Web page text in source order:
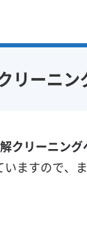
フォロー
ウスダスト除去
リーニン
解クリーニン
ますので、